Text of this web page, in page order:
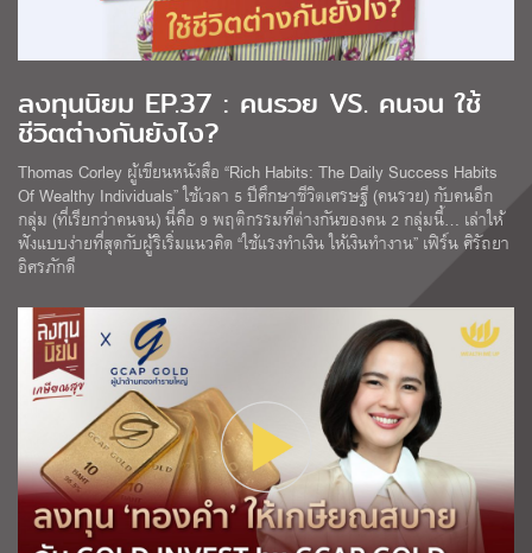
ลงทุนนิยม EP.37 : คนรวย VS. คนจน ใช้
ชีวิตต่างกันยังไง?
Thomas Corley ผู้เขียนหนังสือ “Rich Habits: The Daily Success Habits
Of Wealthy Individuals” ใช้เวลา 5 ปีศึกษาชีวิตเศรษฐี (คนรวย) กับคนอีก
กลุ่ม (ที่เรียกว่าคนจน) นี่คือ 9 พฤติกรรมที่ต่างกันของคน 2 กลุ่มนี้… เล่าให้
ฟังแบบง่ายที่สุดกับผู้ริเริ่มแนวคิด “ใช้แรงทำเงิน ให้เงินทำงาน” เฟิร์น ศิรัถยา
อิศรภักดี